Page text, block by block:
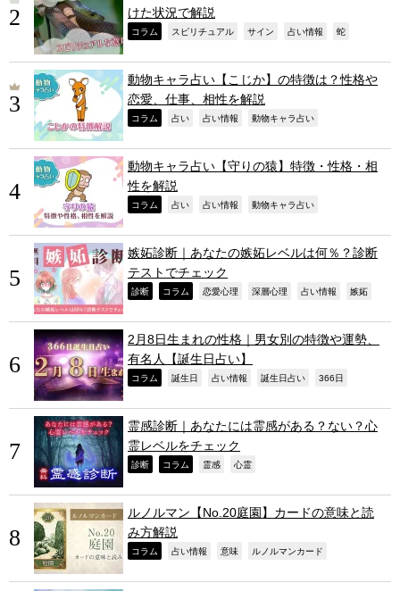
けた状況で解説
コラム スピリチュアル サイン 占い情報 蛇
動物キャラ占い【こじか】の特徴は？性格や
恋愛、仕事、相性を解説
コラム 占い 占い情報 動物キャラ占い
動物キャラ占い【守りの猿】特徴・性格・相
性を解説
コラム 占い 占い情報 動物キャラ占い
嫉妬診断｜あなたの嫉妬レベルは何％？診断
テストでチェック
診断 コラム 恋愛心理 深層心理 占い情報 嫉妬
2月8日生まれの性格｜男女別の特徴や運勢、
有名人【誕生日占い】
コラム 誕生日 占い情報 誕生日占い 366日
霊感診断｜あなたには霊感がある？ない？心
霊レベルをチェック
診断 コラム 霊感 心霊
ルノルマン【No.20庭園】カードの意味と読
み方解説
コラム 占い情報 意味 ルノルマンカード